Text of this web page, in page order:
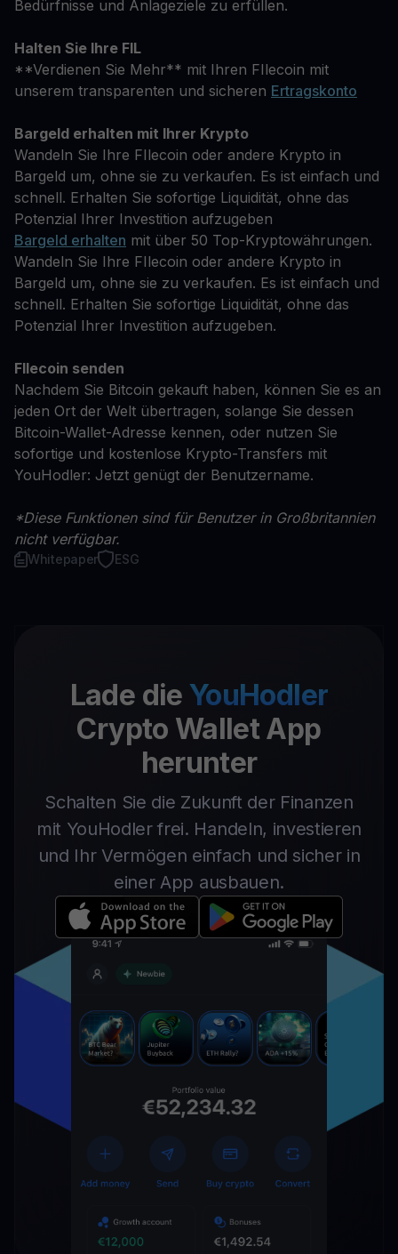
Bedürfnisse und Anlageziele zu erfüllen.
Halten Sie Ihre FIL
**Verdienen Sie Mehr** mit Ihren FIlecoin mit
unserem transparenten und sicheren Ertragskonto
Bargeld erhalten mit Ihrer Krypto
Wandeln Sie Ihre FIlecoin oder andere Krypto in
Bargeld um, ohne sie zu verkaufen. Es ist einfach und
schnell. Erhalten Sie sofortige Liquidität, ohne das
Potenzial Ihrer Investition aufzugeben
Bargeld erhalten mit über 50 Top-Kryptowährungen.
Wandeln Sie Ihre FIlecoin oder andere Krypto in
Bargeld um, ohne sie zu verkaufen. Es ist einfach und
schnell. Erhalten Sie sofortige Liquidität, ohne das
Potenzial Ihrer Investition aufzugeben.
FIlecoin senden
Nachdem Sie Bitcoin gekauft haben, können Sie es an
jeden Ort der Welt übertragen, solange Sie dessen
Bitcoin-Wallet-Adresse kennen, oder nutzen Sie
sofortige und kostenlose Krypto-Transfers mit
YouHodler: Jetzt genügt der Benutzername.
*Diese Funktionen sind für Benutzer in Großbritannien
nicht verfügbar.
Whitepaper ESG
Lade die YouHodler
Crypto Wallet App
herunter
Schalten Sie die Zukunft der Finanzen
mit YouHodler frei. Handeln, investieren
und Ihr Vermögen einfach und sicher in
einer App ausbauen.